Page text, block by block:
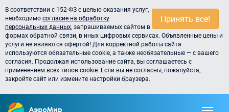
Принять всё!
В соответствии с 152-ФЗ с целью оказания услуг,
необходимосогласие на обработку
персональных данных , запрашиваемых сайтом в
формах обратной связи, в иных цифровых сервисах. Объявленные цены и
услуги не являются офертой! Для корректной работы сайта
используются обязательные cookie, а также необязательные — с вашего
согласия. Продолжая использование сайта, вы соглашаетесь с
применением всех типов cookie. Если вы не согласны, пожалуйста,
закройте сайт или измените настройки браузера.